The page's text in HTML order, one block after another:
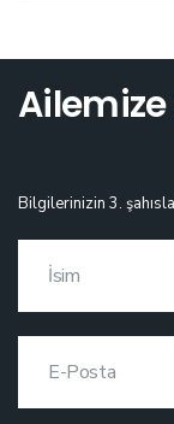
Ailemize
Bilgilerinizin 3.